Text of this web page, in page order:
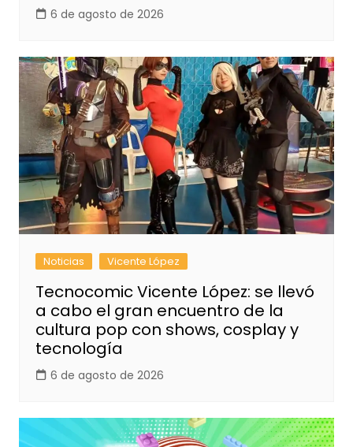
6 de agosto de 2026
Noticias Vicente López
Tecnocomic Vicente López: se llevó
a cabo el gran encuentro de la
cultura pop con shows, cosplay y
tecnología
6 de agosto de 2026